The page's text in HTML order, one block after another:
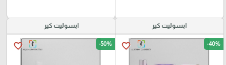
ابسوليت كير
favorite_border -40%
ابسوليت كير
favorite_border -50%